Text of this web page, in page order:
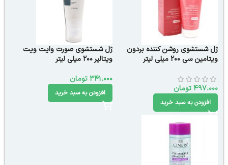
ژل شستشوی روشن کننده بردون
ویتامین سی 200 میلی لیتر
497.000تومان
افزودن به سبد خرید
ژل شستشوی صورت وایت ویت
ویتالیر 200 میلی لیتر
341.000تومان
افزودن به سبد خرید